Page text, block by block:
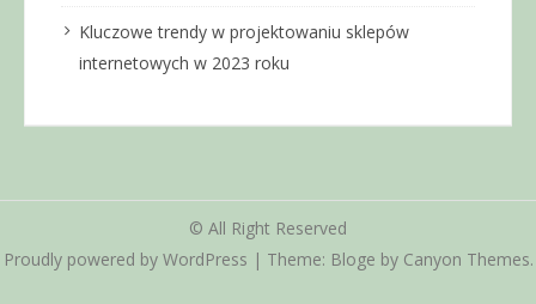
Kluczowe trendy w projektowaniu sklepów
internetowych w 2023 roku
© All Right Reserved
Proudly powered by WordPress | Theme: Bloge by Canyon Themes.